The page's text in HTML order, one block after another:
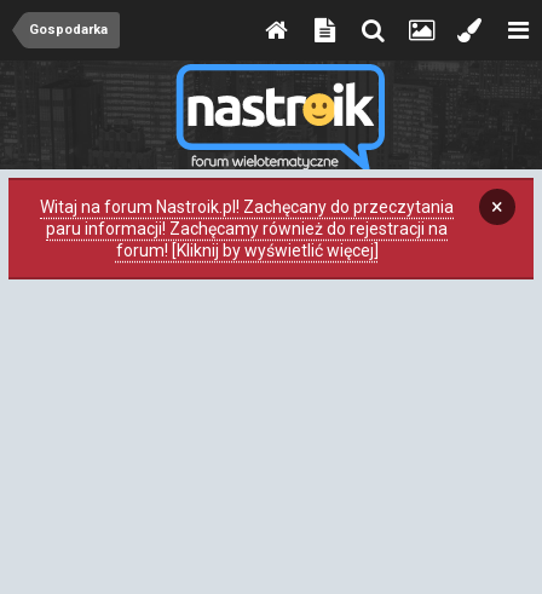
Gospodarka
Witaj na forum Nastroik.pl! Zachęcany do przeczytania
paru informacji! Zachęcamy również do rejestracji na
forum! [Kliknij by wyświetlić więcej]
×